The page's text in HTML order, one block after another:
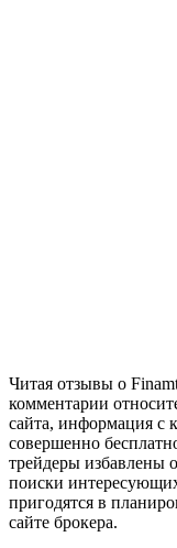
Читая отзывы о
комментарии
сайта, информация с
совершенно
трейдеры избавлены
поиски
пригодятся в
сайте брокера.